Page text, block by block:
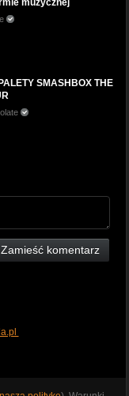
muzycznej
SMASHBOX THE
Zamieść komentarz